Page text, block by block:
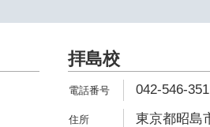
拝島校
042-546-
東京都昭島